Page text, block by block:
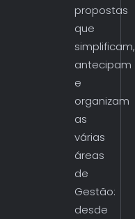
propostas
que
simplificam,
antecipam
e
organizam
as
várias
áreas
de
Gestão:
desde